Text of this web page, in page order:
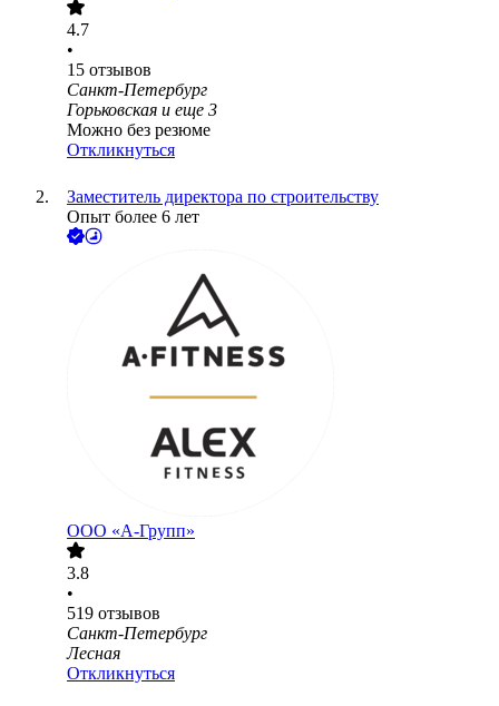
4.7
•
15 отзывов
Санкт-Петербург
Горьковская и еще 3
Можно без резюме
Откликнуться
Заместитель директора по строительству
Опыт более 6 лет
ООО «А-Групп»
3.8
•
519 отзывов
Санкт-Петербург
Лесная
Откликнуться